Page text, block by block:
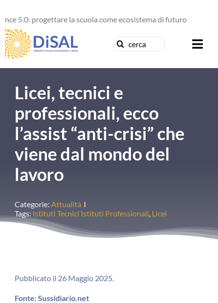
contenuto
progettare la scuola come ecosistema di futuro
Cerca
Formazione
Concorsi
Contattaci
Licei, tecnici e
professionali, ecco
l’assist “anti-crisi” che
viene dal mondo del
lavoro
Categorie: Attualità I
Tags: Istituti Tecnici Istituti Professionali, Licei
Pubblicato il 26 Maggio 2025.
Fonte: Sussidiario.net